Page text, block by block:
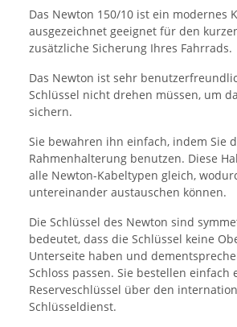
Das Newton 150/10 ist ein modernes
ausgezeichnet geeignet für den
zusätzliche Sicherung Ihres Fahrrads.
Das Newton ist sehr
Schlüssel nicht drehen müssen, um
sichern.
Sie bewahren ihn einfach, indem Sie
Rahmenhalterung benutzen. Diese
alle Newton-Kabeltypen gleich,
untereinander austauschen können.
Die Schlüssel des Newton sind
bedeutet, dass die Schlüssel keine
Unterseite haben und
Schloss passen. Sie bestellen einfach
Reserveschlüssel über den
Schlüsseldienst.